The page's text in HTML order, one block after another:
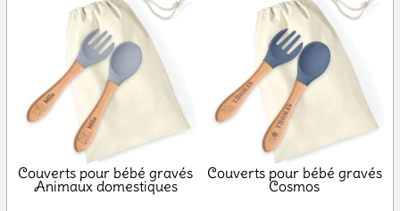
Couverts pour bébé gravés
Animaux domestiques
Couverts pour bébé gravés
Cosmos